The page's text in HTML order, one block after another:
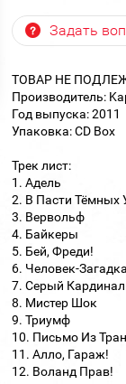
Задать
ТОВАР НЕ
Производитель:
Год выпуска: 2011
Упаковка: CD Box
Трек лист:
1. Адель
2. В Пасти Тёмных
3. Вервольф
4. Байкеры
5. Бей, Фреди!
6. Человек-Загадка
7. Серый Кардинал
8. Мистер Шок
9. Триумф
10. Письмо Из
11. Алло, Гараж!
12. Воланд Прав!